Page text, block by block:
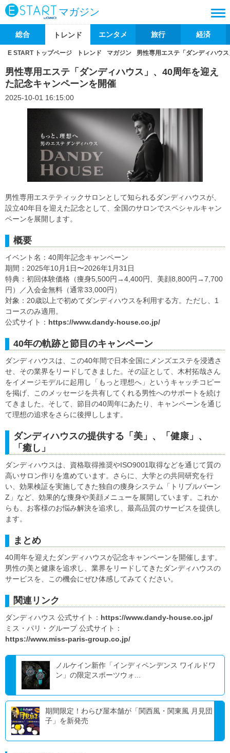
マガジン
総合 トレンド エンタメ 旅行 経済
E START トップページ トレンド マガジン 男性専用エステ「ダンディハウ
男性専用エステ「ダンディハウス」、40周年を迎え
た記念キャンペーンを開催
2025-10-01 16:15:00
男性専用エステティックサロンとして知られるダンディハウスが、
設立40年目を迎えた記念として、全国のサロンでスペシャルキャン
ペーンを展開します。
概要
イベント名：40周年記念キャンペーン
期間：2025年10月1日〜2026年1月31日
特典：初回体験価格（痩身5,500円→4,400円、美顔8,800円→7,700
円）／入会金無料（通常33,000円）
対象：20歳以上で初めてダンディハウスを利用する方。ただし、1
コースのみ適用。
公式サイト： https://www.dandy-house.co.jp/
40年の軌跡と節目のキャンペーン
ダンディハウスは、この40年間で日本全国にメンズエステを浸透さ
せ、その業界をリードしてきました。その証として、木村拓哉さん
をイメージモデルに起用し「もっと理想へ」というキャッチコピー
を掲げ、このメッセージを共有してくれる男性へのサポートを続け
てきました。そして、節目の40周年にあたり、キャンペーンを通じ
て理想の追求をさらに後押しします。
ダンディハウスの提供する「美」、「健康」、
「癒し」
ダンディハウスは、資格取得推奨やISO9001取得などを通じて質の
高いサロン作りを進めています。さらに、大学との共同研究を行
い、効果検証を実施してきた独自の痩身システム「トリプルバーン
Z」など、効果的な痩身や美顔メニューを展開しています。これか
らも、お客様のお悩み解決を追求し、最高品質のサービスを提供し
ます。
まとめ
40周年を迎えたダンディハウスが記念キャンペーンを開催します。
男性の美と健康を追求し、業界をリードしてきたダンディハウスの
サービスを、この機会にぜひ体感してみてください。
関連リンク
ダンディハウス 公式サイト： https://www.dandy-house.co.jp/
ミス・パリ・グループ 公式サイト：
https://www.miss-paris-group.co.jp/
ノルケイン新作「インディペンデンス ワイルドワ
ン」の限定スポーツウォ...
期間限定！わらび屋本舗が「関西風・関東風 月見団
子」を新発売